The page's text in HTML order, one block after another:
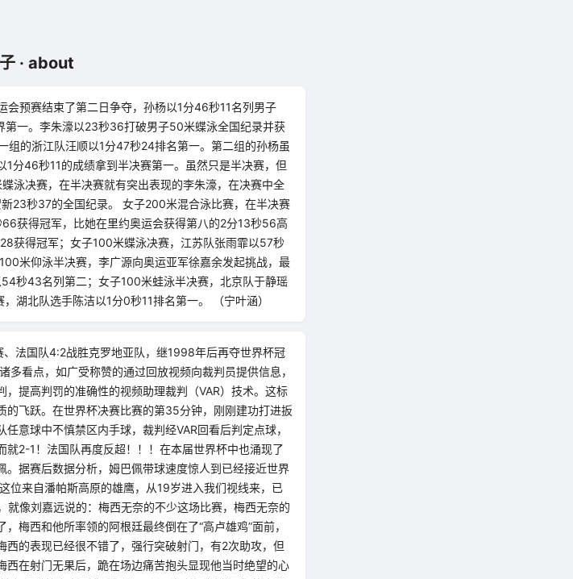
· about
预赛结束了第二日争夺，孙杨以1分46秒11名列男子
一。李朱濠以23秒36打破男子50米蝶泳全国纪录并获
的浙江队汪顺以1分47秒24排名第一。第二组的孙杨虽
分46秒11的成绩拿到半决赛第一。虽然只是半决赛，但
泳决赛，在半决赛就有突出表现的李朱濠，在决赛中全
23秒37的全国纪录。 女子200米混合泳比赛，在半决赛
获得冠军，比她在里约奥运会获得第八的2分13秒56高
获得冠军；女子100米蝶泳决赛，江苏队张雨霏以57秒
米仰泳半决赛，李广源向奥运亚军徐嘉余发起挑战，最
秒43名列第二；女子100米蛙泳半决赛，北京队于静瑶
湖北队选手陈洁以1分0秒11排名第一。 （宁叶涵）
法国队4:2战胜克罗地亚队，继1998年后再夺世界杯冠
看点，如广受称赞的通过回放视频向裁判员提供信息，
提高判罚的准确性的视频助理裁判（VAR）技术。这标
飞跃。在世界杯决赛比赛的第35分钟，刚刚建功打进扳
意球中不慎禁区内手球，裁判经VAR回看后判定点球，
2-1！法国队再度反超！！！在本届世界杯中也涌现了
据赛后数据分析，姆巴佩带球速度惊人到已经接近世界
位来自潘帕斯高原的雄鹰，从19岁进入我们视线来，已
就像刘嘉远说的：梅西无奈的不少这场比赛，梅西无奈的
梅西和他所率领的阿根廷最终倒在了“高卢雄鸡”面前，
的表现已经很不错了，强行突破射门，有2次助攻，但
在射门无果后，跪在场边痛苦抱头显现他当时绝望的心